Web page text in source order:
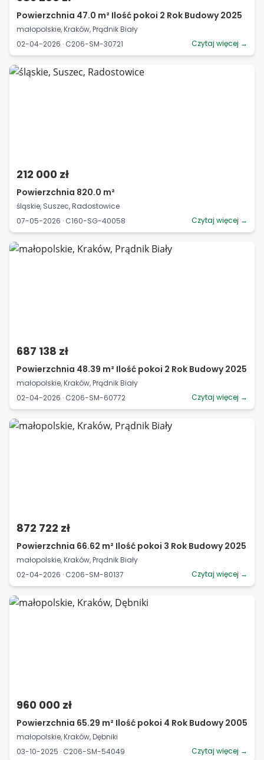
Powierzchnia 47.0 m² Ilość pokoi 2 Rok Budowy 2025
małopolskie, Kraków, Prądnik Biały
02-04-2026 · C206-SM-30721
Czytaj więcej →
212 000 zł
Powierzchnia 820.0 m²
śląskie, Suszec, Radostowice
07-05-2026 · C160-SG-40058
Czytaj więcej →
687 138 zł
Powierzchnia 48.39 m² Ilość pokoi 2 Rok Budowy 2025
małopolskie, Kraków, Prądnik Biały
02-04-2026 · C206-SM-60772
Czytaj więcej →
872 722 zł
Powierzchnia 66.62 m² Ilość pokoi 3 Rok Budowy 2025
małopolskie, Kraków, Prądnik Biały
02-04-2026 · C206-SM-80137
Czytaj więcej →
960 000 zł
Powierzchnia 65.29 m² Ilość pokoi 4 Rok Budowy 2005
małopolskie, Kraków, Dębniki
03-10-2025 · C206-SM-54049
Czytaj więcej →